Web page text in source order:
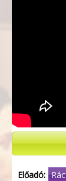
Előadó: